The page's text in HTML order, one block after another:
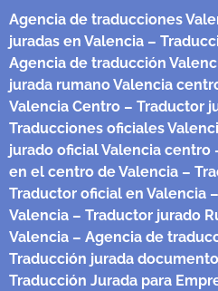
Agencia de traducciones
juradas en Valencia –
Agencia de traducción
jurada rumano Valencia
Valencia Centro – Traductor
Traducciones oficiales
jurado oficial Valencia centro
en el centro de Valencia –
Traductor oficial en Valencia
Valencia – Traductor jurado
Valencia – Agencia de
Traducción jurada
Traducción Jurada para